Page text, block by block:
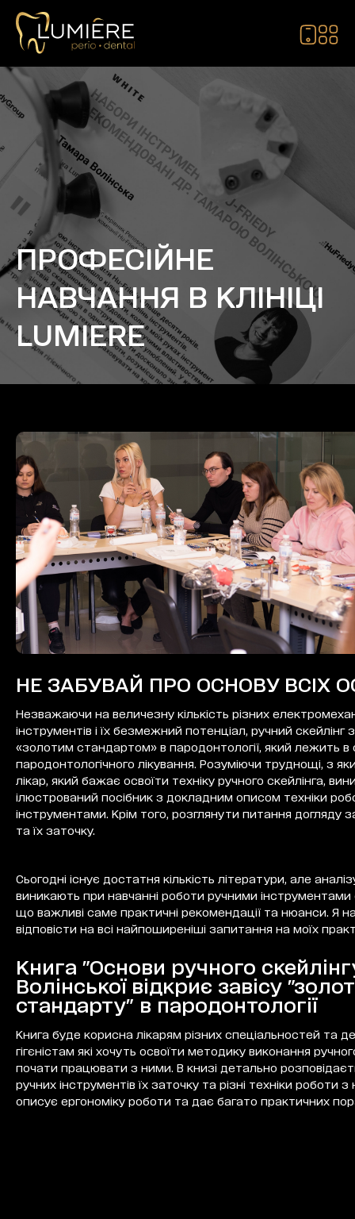
ПРОФЕСІЙНЕ
НАВЧАННЯ В КЛІНІЦІ
LUMIERE
НЕ ЗАБУВАЙ ПРО ОСНОВУ ВСІХ
Незважаючи на величезну кількість різних
інструментів і їх безмежний потенціал, ручний
«золотим стандартом» в пародонтології, який лежить в
пародонтологічного лікування. Розуміючи труднощі, з
лікар, який бажає освоїти техніку ручного скейлінга,
ілюстрований посібник з докладним описом техніки
інструментами. Крім того, розглянути питання догляду
та їх заточку.
Сьогодні існує достатня кількість літератури, але
виникають при навчанні роботи ручними інструментами
що важливі саме практичні рекомендації та нюанси. Я
відповісти на всі найпоширеніші запитання на моїх
Книга "Основи ручного
Волінської відкриє завісу
стандарту" в пародонтології
Книга буде корисна лікарям різних спеціальностей та
гігєністам які хочуть освоїти методику виконання
почати працювати з ними. В книзі детально
ручних інструментів їх заточку та різні техніки роботи
описує ергономіку роботи та дає багато практичних